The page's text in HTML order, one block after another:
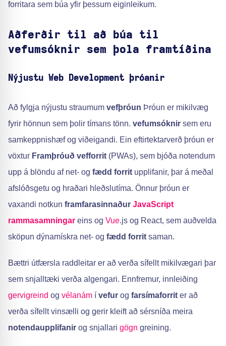
forritara sem búa yfir þessum eiginleikum.
Aðferðir til að búa til
vefumsóknir sem þola framtíðina
Nýjustu Web Development þróanir
Að fylgja nýjustu straumum vefþróun Þróun er mikilvæg
fyrir hönnun sem þolir tímans tönn. vefumsóknir sem eru
samkeppnishæf og viðeigandi. Ein eftirtektarverð þróun er
vöxtur Framþróuð vefforrit (PWAs), sem bjóða notendum
upp á blöndu af net- og fædd forrit upplifanir, þar á meðal
afslóðsgetu og hraðari hleðslutíma. Önnur þróun er
vaxandi notkun framfarasinnaður JavaScript
rammasamningar eins og Vue.js og React, sem auðvelda
sköpun dýnamískra net- og fædd forrit saman.
Bættri útfærsla raddleitar er að verða sífellt mikilvægari þar
sem snjalltæki verða algengari. Ennfremur, innleiðing
gervigreind og vélanám í vefur og farsímaforrit er að
verða sífellt vinsælli og gerir kleift að sérsníða meira
notendaupplifanir og snjallari gögn greining.